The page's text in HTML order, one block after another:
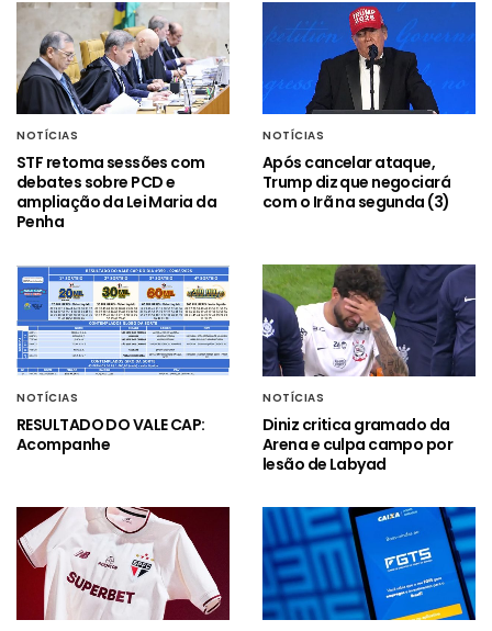
NOTÍCIAS
STF retoma sessões com
debates sobre PCD e
ampliação da Lei Maria da
Penha
NOTÍCIAS
Após cancelar ataque,
Trump diz que negociará
com o Irã na segunda (3)
NOTÍCIAS
RESULTADO DO VALE CAP:
Acompanhe
NOTÍCIAS
Diniz critica gramado da
Arena e culpa campo por
lesão de Labyad